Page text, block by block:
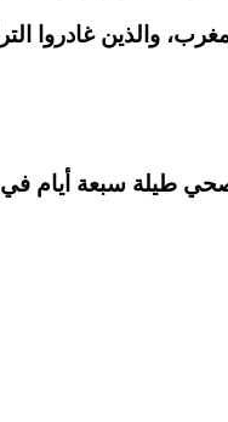
الأقلـ يخضع المسافرون للحجر الصحي